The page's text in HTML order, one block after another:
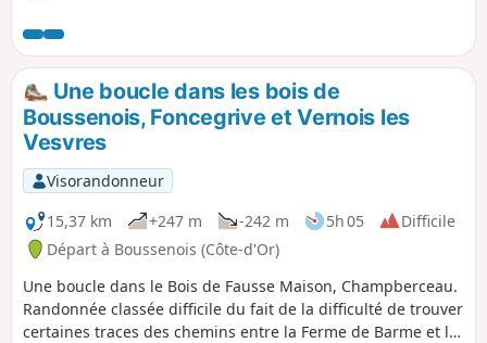
Une boucle dans les bois de
Boussenois, Foncegrive et Vernois les
Vesvres
Visorandonneur
15,37 km
+247 m -242 m 5h 05
Difficile
Départ à Boussenois (Côte-d'Or)
Une boucle dans le Bois de Fausse Maison, Champberceau.
Randonnée classée difficile du fait de la difficulté de trouver
certaines traces des chemins entre la Ferme de Barme et la